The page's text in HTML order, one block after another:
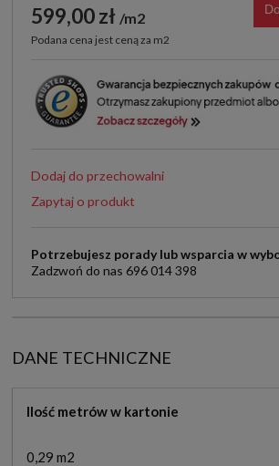
599,00 zł m2
Podana cena jest ceną za m2
Dodaj do przechowalni
Zapytaj o produkt
Potrzebujesz porady lub wsparcia w
Zadzwoń do nas 696 014 398
DANE TECHNICZNE
Ilość metrów w kartonie
0,29 m2